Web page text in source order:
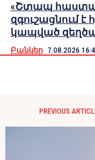
«Շտապ
զգուշացնում
կապված
Բանկեր 7.08.2026
PREVIOUS